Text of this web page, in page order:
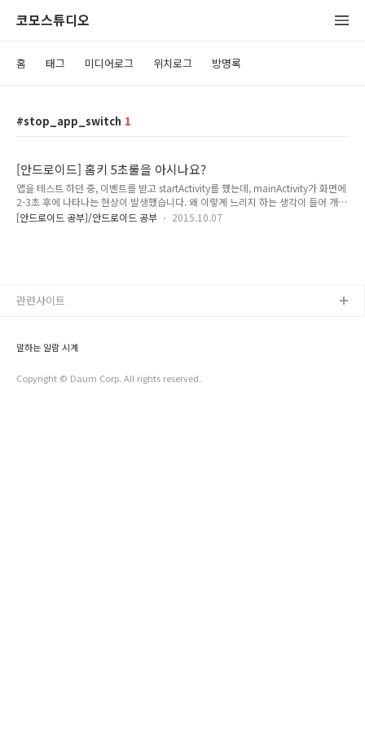
코모스튜디오
홈 태그 미디어로그 위치로그 방명록
stop_app_switch 1
[안드로이드] 홈키 5초룰을 아시나요?
앱을 테스트 하던 중, 이벤트를 받고 startActivity를 했는데, mainActivity가 화면에
2-3초 후에 나타나는 현상이 발생했습니다. 왜 이렇게 느리지 하는 생각이 들어 개선
점을 찾아 보기로 했지요. 속도를 개선해야 겠다 화면을 많이 그려서 그런가... 리소스
는..
[안드로이드 공부]/안드로이드 공부 2015.10.07
말하는 알람 시계
Copyright © Daum Corp. All rights reserved.
관련사이트